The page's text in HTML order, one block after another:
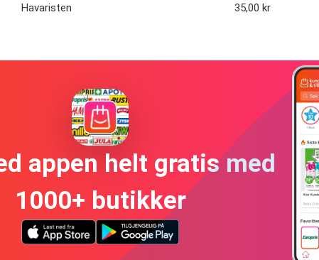
Havaristen 35,00 kr
appen helt gratis med
1000+ butikker